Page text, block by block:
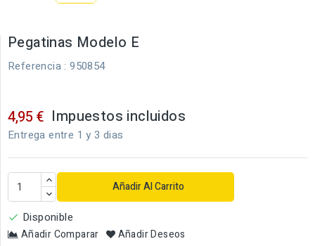
Pegatinas Modelo E
Referencia : 950854
4,95 € Impuestos incluidos
Entrega entre 1 y 3 dias
Añadir Al Carrito
 Disponible
Añadir Comparar Añadir Deseos